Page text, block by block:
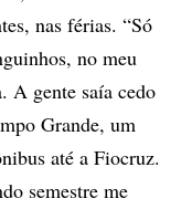
nas férias. “Só
no meu
A gente saía cedo
Grande, um
até a Fiocruz.
semestre me